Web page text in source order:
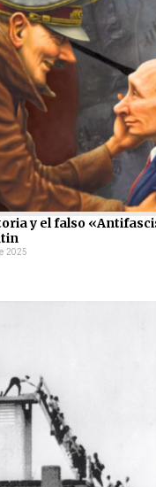
y el falso
2025